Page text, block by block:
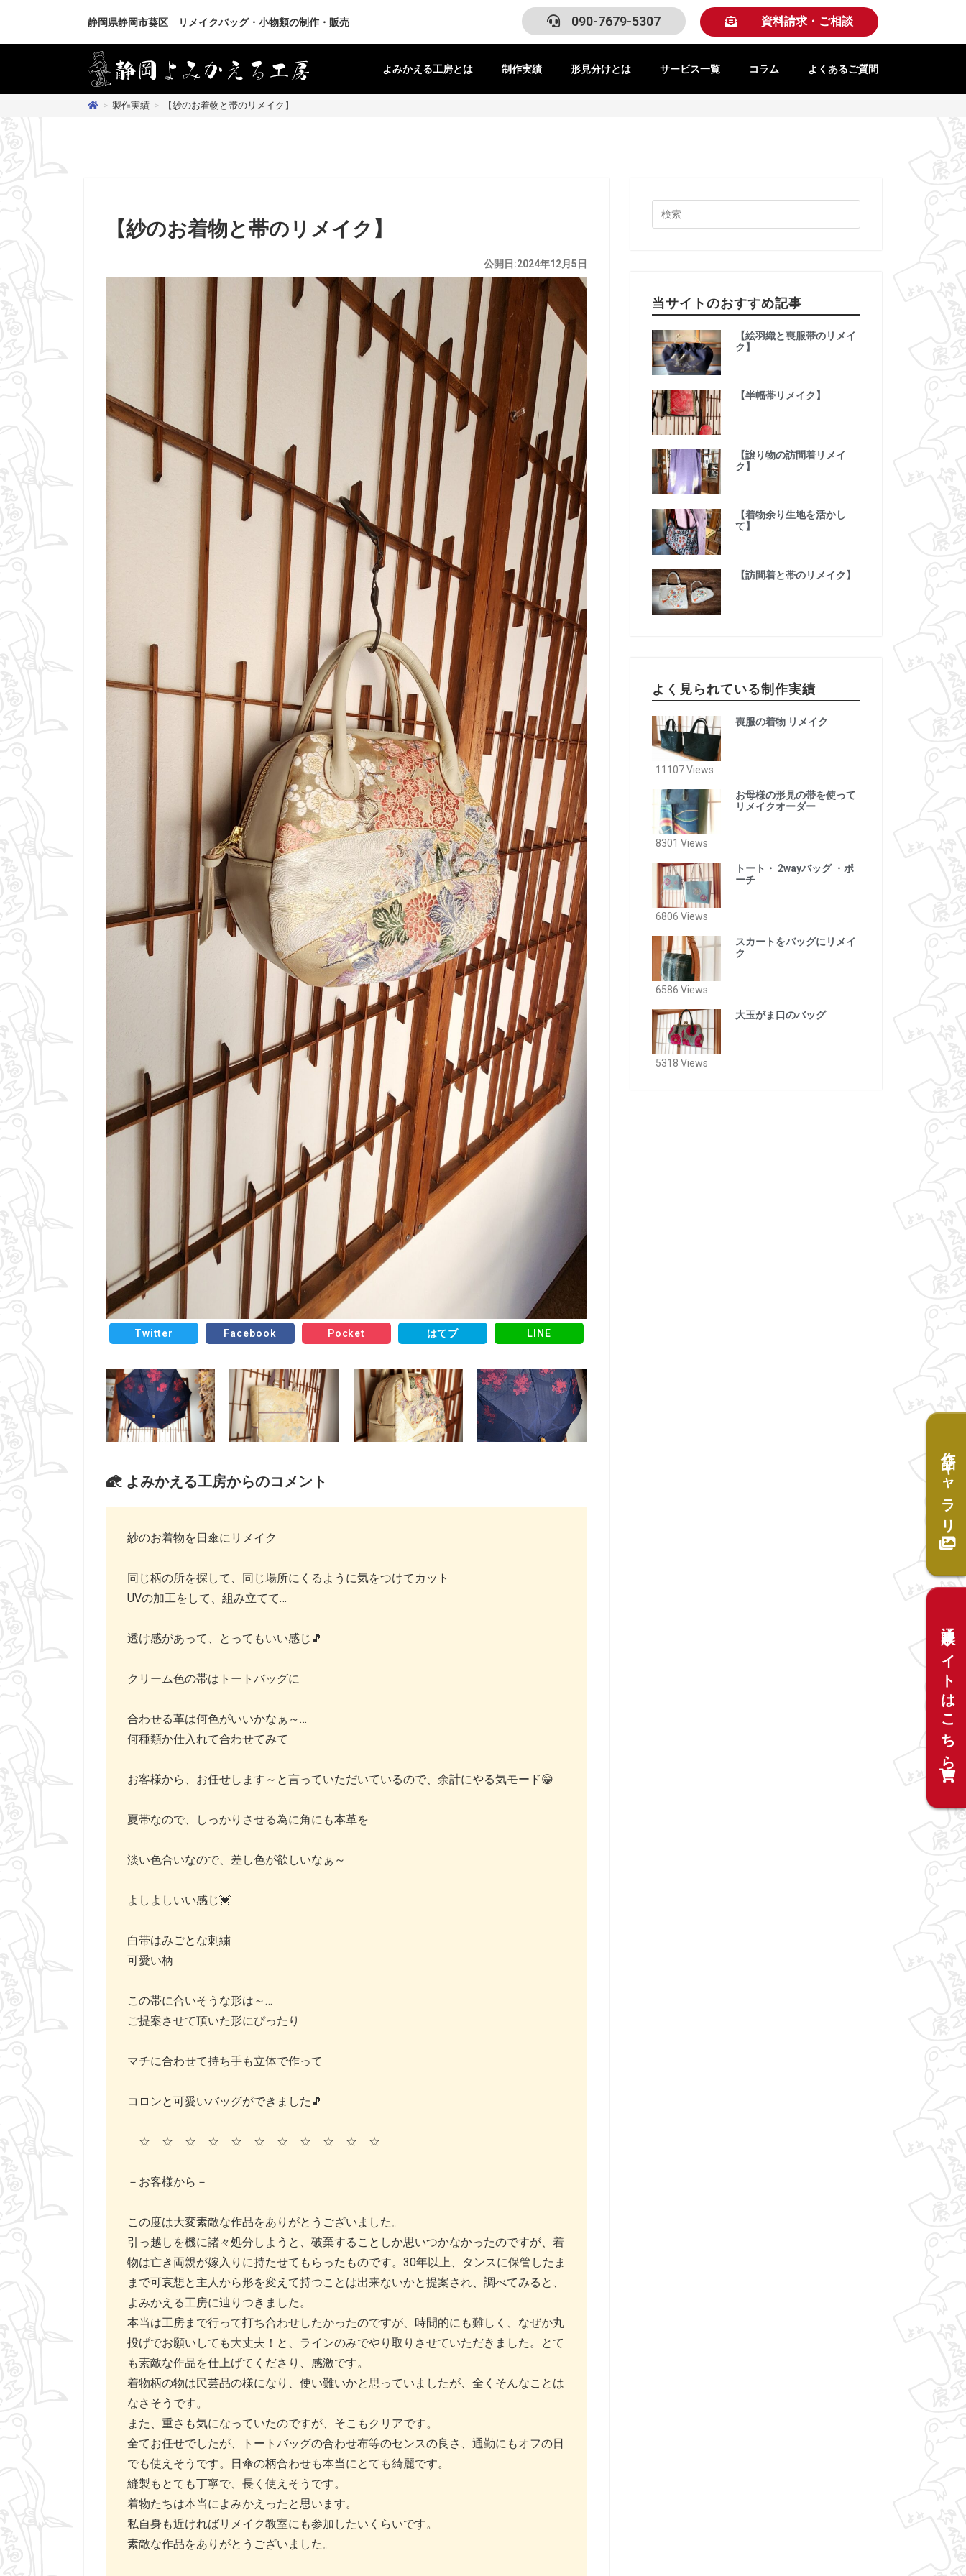
静岡県静岡市葵区 リメイクバッグ・小物類の制作・販売 090-7679-5307 資料請求・ご相談
よみかえる工房とは 制作実績 形見分けとは サービス一覧 コラム よくあるご質問
作品ギャラリー
通販サイトはこちら
> 製作実績 > 【紗のお着物と帯のリメイク】
【紗のお着物と帯のリメイク】
公開日:2024年12月5日
Twitter Facebook Pocket はてブ LINE
よみかえる工房からのコメント
紗のお着物を日傘にリメイク
同じ柄の所を探して、同じ場所にくるように気をつけてカット
UVの加工をして、組み立てて…
透け感があって、とってもいい感じ🎵
クリーム色の帯はトートバッグに
合わせる革は何色がいいかなぁ～…
何種類か仕入れて合わせてみて
お客様から、お任せします～と言っていただいているので、余計にやる気モード😁
夏帯なので、しっかりさせる為に角にも本革を
淡い色合いなので、差し色が欲しいなぁ～
よしよしいい感じ💓
白帯はみごとな刺繍
可愛い柄
この帯に合いそうな形は～…
ご提案させて頂いた形にぴったり
マチに合わせて持ち手も立体で作って
コロンと可愛いバッグができました🎵
―☆―☆―☆―☆―☆―☆―☆―☆―☆―☆―☆―
－お客様から－
この度は大変素敵な作品をありがとうございました。
引っ越しを機に諸々処分しようと、破棄することしか思いつかなかったのですが、着
物は亡き両親が嫁入りに持たせてもらったものです。30年以上、タンスに保管したま
まで可哀想と主人から形を変えて持つことは出来ないかと提案され、調べてみると、
よみかえる工房に辿りつきました。
本当は工房まで行って打ち合わせしたかったのですが、時間的にも難しく、なぜか丸
投げでお願いしても大丈夫！と、ラインのみでやり取りさせていただきました。とて
も素敵な作品を仕上げてくださり、感激です。
着物柄の物は民芸品の様になり、使い難いかと思っていましたが、全くそんなことは
なさそうです。
また、重さも気になっていたのですが、そこもクリアです。
全てお任せでしたが、トートバッグの合わせ布等のセンスの良さ、通勤にもオフの日
でも使えそうです。日傘の柄合わせも本当にとても綺麗です。
縫製もとても丁寧で、長く使えそうです。
着物たちは本当によみかえったと思います。
私自身も近ければリメイク教室にも参加したいくらいです。
素敵な作品をありがとうございました。
当サイトのおすすめ記事
【絵羽織と喪服帯のリメイ
ク】
【半幅帯リメイク】
【譲り物の訪問着リメイ
ク】
【着物余り生地を活かし
て】
【訪問着と帯のリメイク】
よく見られている制作実績
喪服の着物 リメイク
11107 Views
お母様の形見の帯を使って
リメイクオーダー
8301 Views
トート・ 2wayバッグ ・ポ
ーチ
6806 Views
スカートをバッグにリメイ
ク
6586 Views
大玉がま口のバッグ
5318 Views